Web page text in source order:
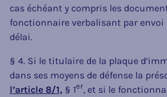
cas échéant y compris les
fonctionnaire verbalisant par envoi
délai.
§ 4. Si le titulaire de la plaque
dans ses moyens de défense la
l’article 8/1, § 1er, et si le